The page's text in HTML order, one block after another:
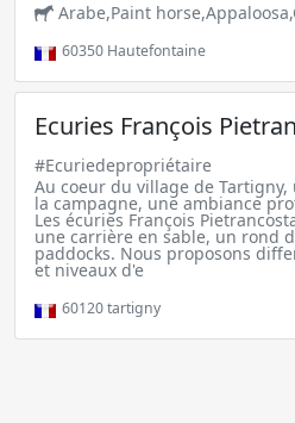
Arabe,Paint
60350 Hautefontaine
Ecuries François
#Ecuriedepropriétaire
Au coeur du village de
la campagne, une ambiance
Les écuries François
une carrière en sable, un rond
paddocks. Nous proposons
et niveaux d'e
60120tartigny